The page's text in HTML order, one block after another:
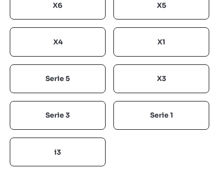
X6 X5
X4 X1
Serie 5 X3
Serie 3 Serie 1
i3